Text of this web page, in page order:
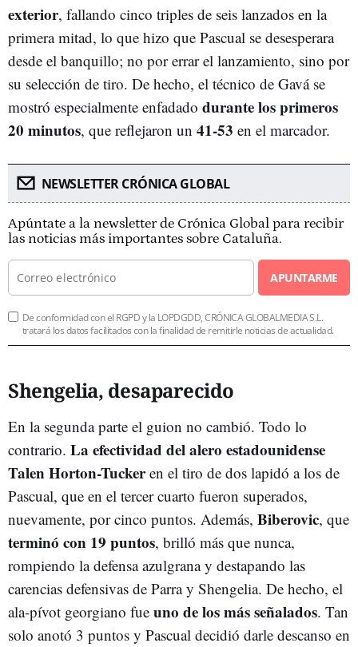
exterior, fallando cinco triples de seis lanzados en la
primera mitad, lo que hizo que Pascual se desesperara
desde el banquillo; no por errar el lanzamiento, sino por
su selección de tiro. De hecho, el técnico de Gavá se
mostró especialmente enfadado durante los primeros
20 minutos, que reflejaron un 41-53 en el marcador.
NEWSLETTER CRÓNICA GLOBAL
Apúntate a la newsletter de Crónica Global para recibir
las noticias más importantes sobre Cataluña.
APUNTARME
De conformidad con el RGPD y la LOPDGDD, CRÓNICA GLOBALMEDIA S.L.
tratará los datos facilitados con la finalidad de remitirle noticias de actualidad.
Shengelia, desaparecido
En la segunda parte el guion no cambió. Todo lo
contrario. La efectividad del alero estadounidense
Talen Horton-Tuckeren el tiro de dos lapidó a los de
Pascual, que en el tercer cuarto fueron superados,
nuevamente, por cinco puntos. Además, Biberovic, que
terminó con 19 puntos, brilló más que nunca,
rompiendo la defensa azulgrana y destapando las
carencias defensivas de Parra y Shengelia. De hecho, el
ala-pívot georgiano fue uno de los más señalados. Tan
solo anotó 3 puntos y Pascual decidió darle descanso en